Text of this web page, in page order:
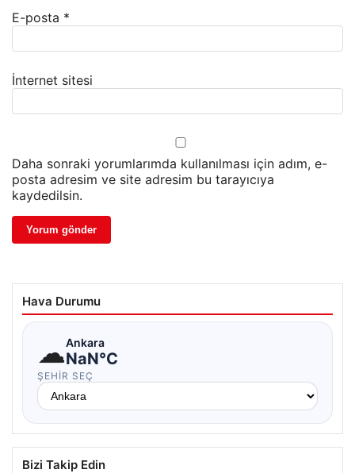
E-posta *
İnternet sitesi
Daha sonraki yorumlarımda kullanılması için adım, e-
posta adresim ve site adresim bu tarayıcıya
kaydedilsin.
Hava Durumu
☁Ankara
NaN°C
ŞEHIR SEÇ
Bizi Takip Edin